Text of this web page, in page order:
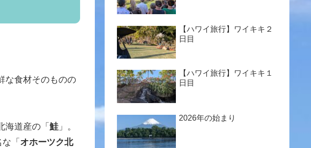
な食材そのものの
海道産の「 鮭 」。
「 オホーツク北
【ハワイ旅行】ワイキキ２
日目
【ハワイ旅行】ワイキキ１
日目
2026年の始まり